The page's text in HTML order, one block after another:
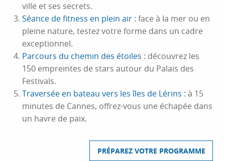
ville et ses secrets.
Séance de fitness en plein air : face à la mer ou en
pleine nature, testez votre forme dans un cadre
exceptionnel.
Parcours du chemin des étoiles : découvrez les
150 empreintes de stars autour du Palais des
Festivals.
Traversée en bateau vers les îles de Lérins : à 15
minutes de Cannes, offrez-vous une échapée dans
un havre de paix.
PRÉPAREZ VOTRE PROGRAMME